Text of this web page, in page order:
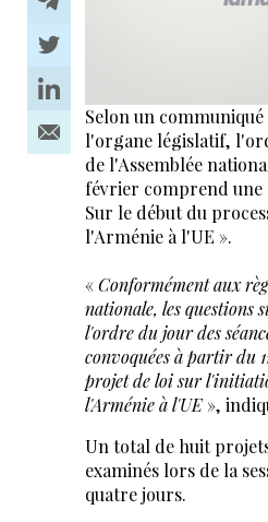
Selon un
l'organe législatif,
de l'Assemblée
février comprend
Sur le début du
l'Arménie à l'UE ».
«Conformément aux
nationale, les questions
l'ordre du jour des
convoquées à partir du
projet de loi sur
l'Arménie à l'UE»,
Un total de huit
examinés lors de la
quatre jours.